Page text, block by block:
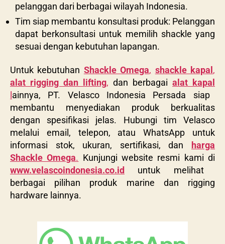
pelanggan dari berbagai wilayah Indonesia.
Tim siap membantu konsultasi produk: Pelanggan
dapat berkonsultasi untuk memilih shackle yang
sesuai dengan kebutuhan lapangan.
Untuk kebutuhan Shackle Omega, shackle kapal ,
alat rigging dan lifting, dan berbagai alat kapal
ainnya, PT. Velasco Indonesia Persada siap
membantu menyediakan produk berkualitas
dengan spesifikasi jelas. Hubungi tim Velasco
melalui email, telepon, atau WhatsApp untuk
informasi stok, ukuran, sertifikasi, dan
harga
Shackle Omega. Kunjungi website resmi kami di
www.velascoindonesia.co.id
untuk melihat
berbagai pilihan produk marine dan rigging
hardware lainnya.